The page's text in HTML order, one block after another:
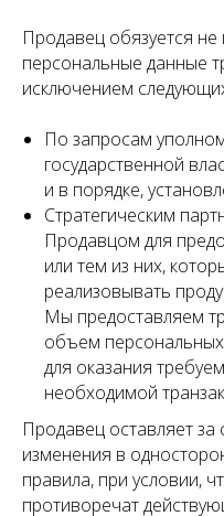
Продавец обязуется
персональные данные
исключением
По запросам
государственной
и в порядке,
Стратегическим
Продавцом для
или тем из них,
реализовывать
Мы предоставляем
объем
для оказания
необходимой
Продавец оставляет
изменения в
правила, при условии,
противоречат